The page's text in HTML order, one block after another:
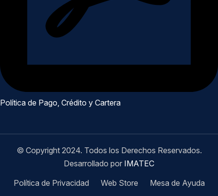
Política de Pago, Crédito y Cartera
© Copyright 2024. Todos los Derechos Reservados.
Desarrollado por IMATEC
Política de Privacidad
Web Store Mesa de Ayuda